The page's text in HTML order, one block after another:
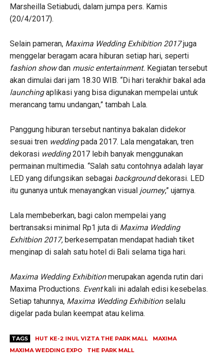
Marsheilla Setiabudi, dalam jumpa pers. Kamis
(20/4/2017).
Selain pameran, Maxima Wedding Exhibition 2017juga
menggelar beragam acara hiburan setiap hari, seperti
fashion showdan music entertainment. Kegiatan tersebut
akan dimulai dari jam 18.30 WIB. “Di hari terakhir bakal ada
launchingaplikasi yang bisa digunakan mempelai untuk
merancang tamu undangan,” tambah Lala.
Panggung hiburan tersebut nantinya bakalan didekor
sesuai tren weddingpada 2017. Lala mengatakan, tren
dekorasi wedding2017 lebih banyak menggunakan
permainan multimedia. “Salah satu contohnya adalah layar
LED yang difungsikan sebagai backgrounddekorasi. LED
itu gunanya untuk menayangkan visual journey,” ujarnya.
Lala membeberkan, bagi calon mempelai yang
bertransaksi minimal Rp1 juta di Maxima Wedding
Exhitbion 2017, berkesempatan mendapat hadiah tiket
menginap di salah satu hotel di Bali selama tiga hari.
Maxima Wedding Exhibitionmerupakan agenda rutin dari
Maxima Productions. Event kali ini adalah edisi kesebelas.
Setiap tahunnya, Maxima Wedding Exhibition selalu
digelar pada bulan keempat atau kelima.
TAGS HUT KE-2 INUL VIZTA THE PARK MALL
MAXIMA
MAXIMA WEDDING EXPO
THE PARK MALL